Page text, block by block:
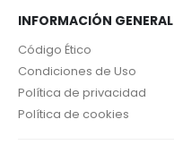
INFORMACIÓN GENERAL
Código Ético
Condiciones de Uso
Política de privacidad
Política de cookies